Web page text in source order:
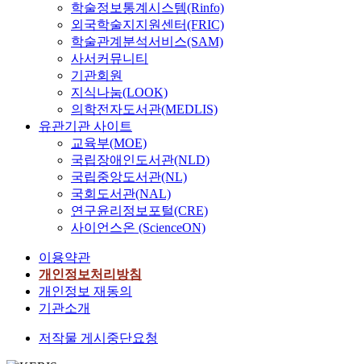
학술정보통계시스템(Rinfo)
외국학술지지원센터(FRIC)
학술관계분석서비스(SAM)
사서커뮤니티
기관회원
지식나눔(LOOK)
의학전자도서관(MEDLIS)
유관기관 사이트
교육부(MOE)
국립장애인도서관(NLD)
국립중앙도서관(NL)
국회도서관(NAL)
연구윤리정보포털(CRE)
사이언스온 (ScienceON)
이용약관
개인정보처리방침
개인정보 재동의
기관소개
저작물 게시중단요청